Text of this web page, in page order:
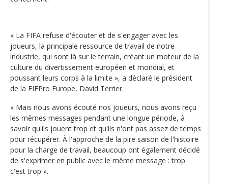
« La FIFA refuse d'écouter et de s'engager avec les
joueurs, la principale ressource de travail de notre
industrie, qui sont là sur le terrain, créant un moteur de la
culture du divertissement européen et mondial, et
poussant leurs corps à la limite », a déclaré le président
de la FIFPro Europe, David Terrier.
« Mais nous avons écouté nos joueurs, nous avons reçu
les mêmes messages pendant une longue période, à
savoir qu'ils jouent trop et qu'ils n'ont pas assez de temps
pour récupérer. À l'approche de la pire saison de l'histoire
pour la charge de travail, beaucoup ont également décidé
de s'exprimer en public avec le même message : trop
c'est trop ».